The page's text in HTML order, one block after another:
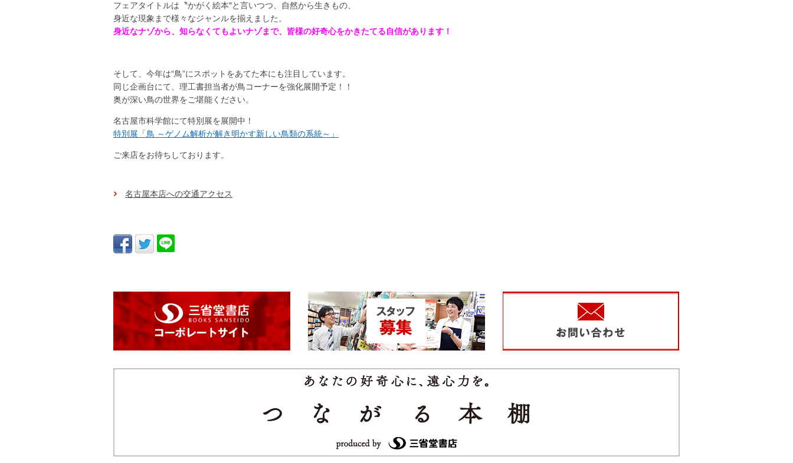
フェアタイトルは〝かがく絵本″と言いつつ、自然から生きもの、
身近な現象まで様々なジャンルを揃えました。
身近なナゾから、知らなくてもよいナゾまで、皆様の好奇心をかきたてる自信があります！
そして、今年は“鳥”にスポットをあてた本にも注目しています。
同じ企画台にて、理工書担当者が鳥コーナーを強化展開予定！！
奥が深い鳥の世界をご堪能ください。
名古屋市科学館にて特別展を展開中！
特別展「鳥 ～ゲノム解析が解き明かす新しい鳥類の系統～」
ご来店をお待ちしております。
名古屋本店への交通アクセス